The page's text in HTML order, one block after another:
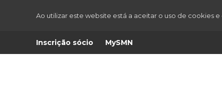
Ao utilizar este website está a aceitar o uso de cookies e
Inscrição sócio MySMN